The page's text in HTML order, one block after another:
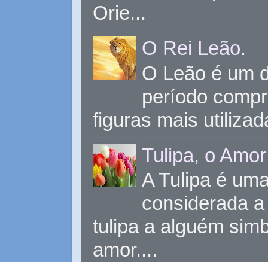
Orie...
O Rei Leão.
O Leão é um
período
figuras mais
Tulipa, o
A Tulipa é
considerada
tulipa a alguém
amor....